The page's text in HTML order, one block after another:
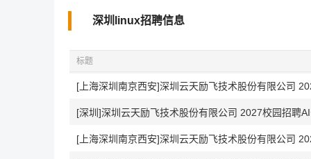
深圳linux招聘信息
标题
[深圳]深圳云天励飞技术股份有限公司 2027校园招聘
[上海深圳南京西安]深圳云天励飞技术股份有限公司